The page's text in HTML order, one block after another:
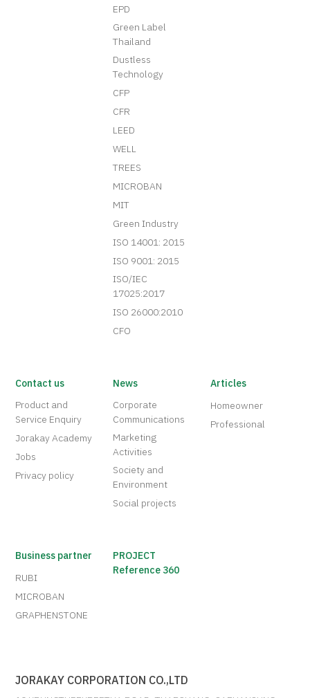
EPD
Green Label
Thailand
Dustless
Technology
CFP
CFR
LEED
WELL
TREES
MICROBAN
MIT
Green Industry
ISO 14001: 2015
ISO 9001: 2015
ISO/IEC
17025:2017
ISO 26000:2010
CFO
Contact us
Product and
Service Enquiry
Jorakay Academy
Jobs
Privacy policy
News
Corporate
Communications
Marketing
Activities
Society and
Environment
Social projects
Articles
Homeowner
Professional
Business partner
RUBI
MICROBAN
GRAPHENSTONE
PROJECT
Reference 360
JORAKAY CORPORATION CO.,LTD